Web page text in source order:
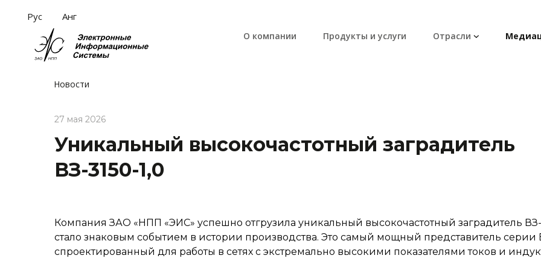
Рус Анг
О компании Продукты и услуги Отрасли
Новости
27 мая 2026
Уникальный высокочастотный заградитель
ВЗ-3150-1,0
Компания ЗАО «НПП «ЭИС» успешно отгрузила уникальный высокочастотный заградитель ВЗ-
стало знаковым событием в истории производства. Это самый мощный представитель серии
спроектированный для работы в сетях с экстремально высокими показателями токов и